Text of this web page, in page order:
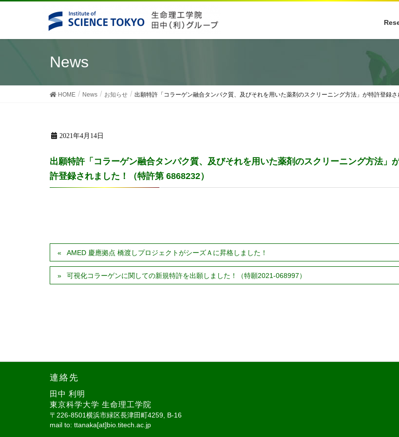
News
HOME News お知らせ 出願特許「コラーゲン融合タンパク質、及びそれを用いた薬剤のスクリーニング方法」が特許登録さ
2021年4月14日
出願特許「コラーゲン融合タンパク質、及びそれを用いた薬剤のスクリーニング方法」
許登録されました！（特許第 6868232）
AMED 慶應拠点 橋渡しプロジェクトがシーズＡに昇格しました！
可視化コラーゲンに関しての新規特許を出願しました！（特願2021-068997）
連絡先
田中 利明
東京科学大学 生命理工学院
〒226-8501横浜市緑区長津田町4259, B-16
mail to: ttanaka[at]bio.titech.ac.jp